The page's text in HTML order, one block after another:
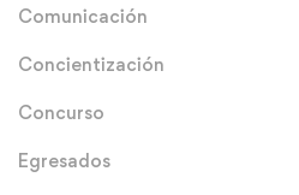
Comunicación
Concientización
Concurso
Egresados